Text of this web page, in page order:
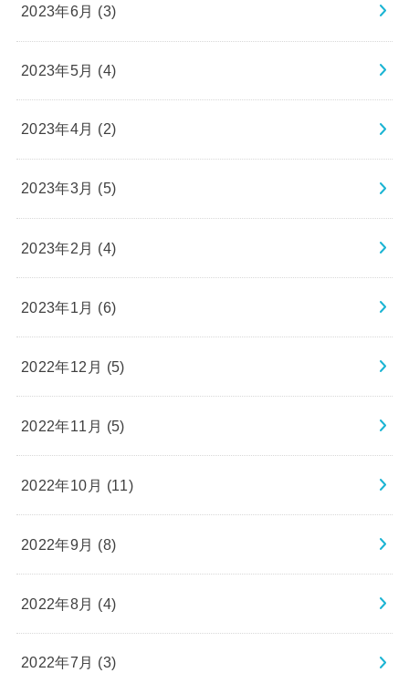
2023年6月 (3)
2023年5月 (4)
2023年4月 (2)
2023年3月 (5)
2023年2月 (4)
2023年1月 (6)
2022年12月 (5)
2022年11月 (5)
2022年10月 (11)
2022年9月 (8)
2022年8月 (4)
2022年7月 (3)